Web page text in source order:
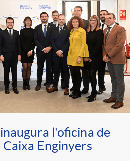
l'oficina de
Enginyers